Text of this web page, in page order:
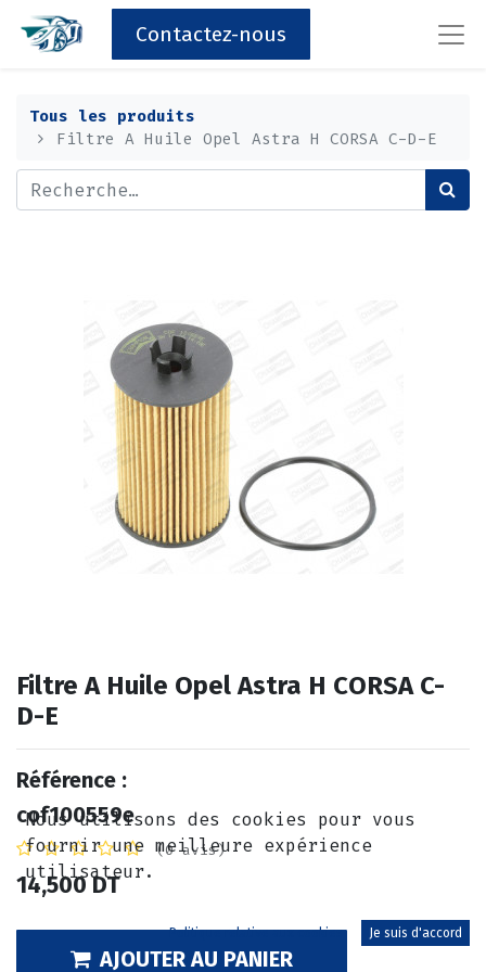
Contactez-nous
Tous les produits
Filtre A Huile Opel Astra H CORSA C-D-E
Filtre A Huile Opel Astra H CORSA C-
D-E
Référence :
cof100559e
(0 avis)
14,500DT
AJOUTER AU PANIER
Nous utilisons des cookies pour vous
fournir une meilleure expérience
utilisateur.
Politique relative aux cookies Je suis d'accord